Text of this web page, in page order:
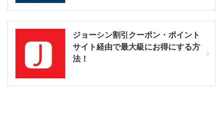
ジョーシン割引クーポン・ポイント
サイト経由で最大級にお得にする方
法！